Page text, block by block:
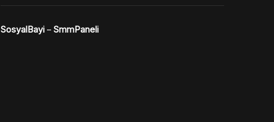
SosyalBayi– SmmPaneli